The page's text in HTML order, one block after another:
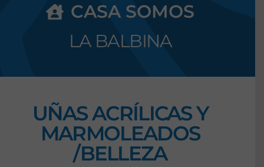
CASA SOMOS
LA BALBINA
UÑAS ACRÍLICAS Y
MARMOLEADOS
/BELLEZA